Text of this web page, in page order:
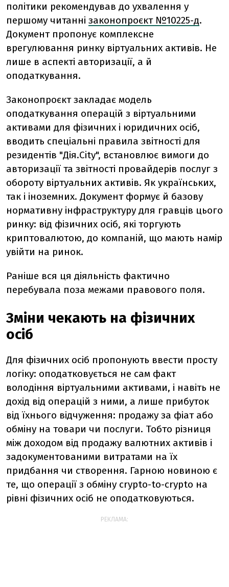
політики рекомендував до ухвалення у
першому читанні законопроєкт №10225-д.
Документ пропонує комплексне
врегулювання ринку віртуальних активів. Не
лише в аспекті авторизації, а й
оподаткування.
Законопроєкт закладає модель
оподаткування операцій з віртуальними
активами для фізичних і юридичних осіб,
вводить спеціальні правила звітності для
резидентів "Дія.City", встановлює вимоги до
авторизації та звітності провайдерів послуг з
обороту віртуальних активів. Як українських,
так і іноземних. Документ формує й базову
нормативну інфраструктуру для гравців цього
ринку: від фізичних осіб, які торгують
криптовалютою, до компаній, що мають намір
увійти на ринок.
Раніше вся ця діяльність фактично
перебувала поза межами правового поля.
Зміни чекають на фізичних
осіб
Для фізичних осіб пропонують ввести просту
логіку: оподатковується не сам факт
володіння віртуальними активами, і навіть не
дохід від операцій з ними, а лише прибуток
від їхнього відчуження: продажу за фіат або
обміну на товари чи послуги. Тобто різниця
між доходом від продажу валютних активів і
задокументованими витратами на їх
придбання чи створення. Гарною новиною є
те, що операції з обміну crypto-to-crypto на
рівні фізичних осіб не оподатковуються.
РЕКЛАМА: